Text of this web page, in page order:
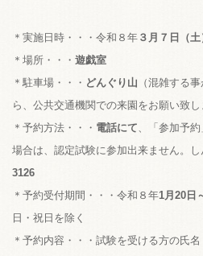
＊実施日時・・・令和８年 ３月７日（
＊場所・・・遊戯室
＊駐車場・・・ どんぐり山 （混雑する
ら、公共交通機関での来園をお願い致し
＊予約方法・・・ 電話にて、「参加予
場合は、認定試験に参加出来ません。
3126
＊予約受付期間・・・令和８年1月20日
日・祝日を除く
＊予約内容・・・試験を受ける方の氏